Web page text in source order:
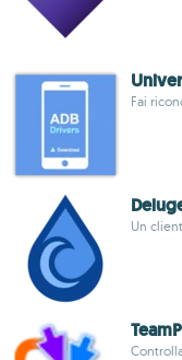
Fai
Un